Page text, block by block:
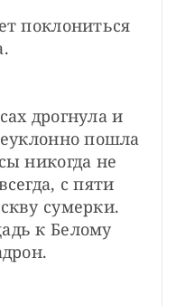
поклониться
дрогнула и
пошла
никогда не
с пяти
сумерки.
к Белому